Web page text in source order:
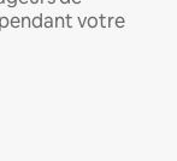
votre